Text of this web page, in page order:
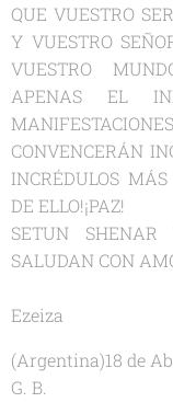
QUE VUESTRO
Y VUESTRO
VUESTRO
APENAS EL
CONVENCERÁN
INCRÉDULOS MÁS
DE ELLO!¡PAZ!
SETUN
SALUDAN CON
Ezeiza
(Argentina)18 de
G. B.